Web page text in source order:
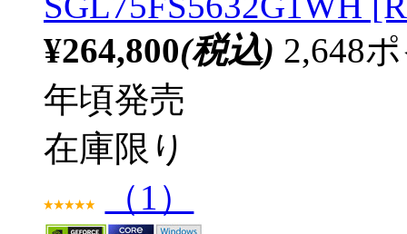
¥264,800(税込) 2,648
年頃発売
在庫限り
（1）